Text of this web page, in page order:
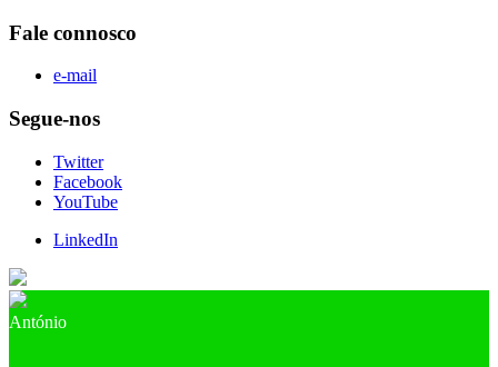
Fale connosco
e-mail
Segue-nos
Twitter
Facebook
YouTube
LinkedIn
António